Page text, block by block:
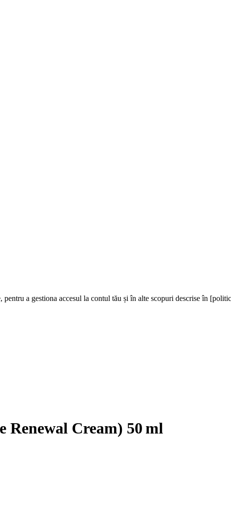
a gestiona accesul la contul tău și în alte scopuri descrise în
Renewal Cream) 50 ml